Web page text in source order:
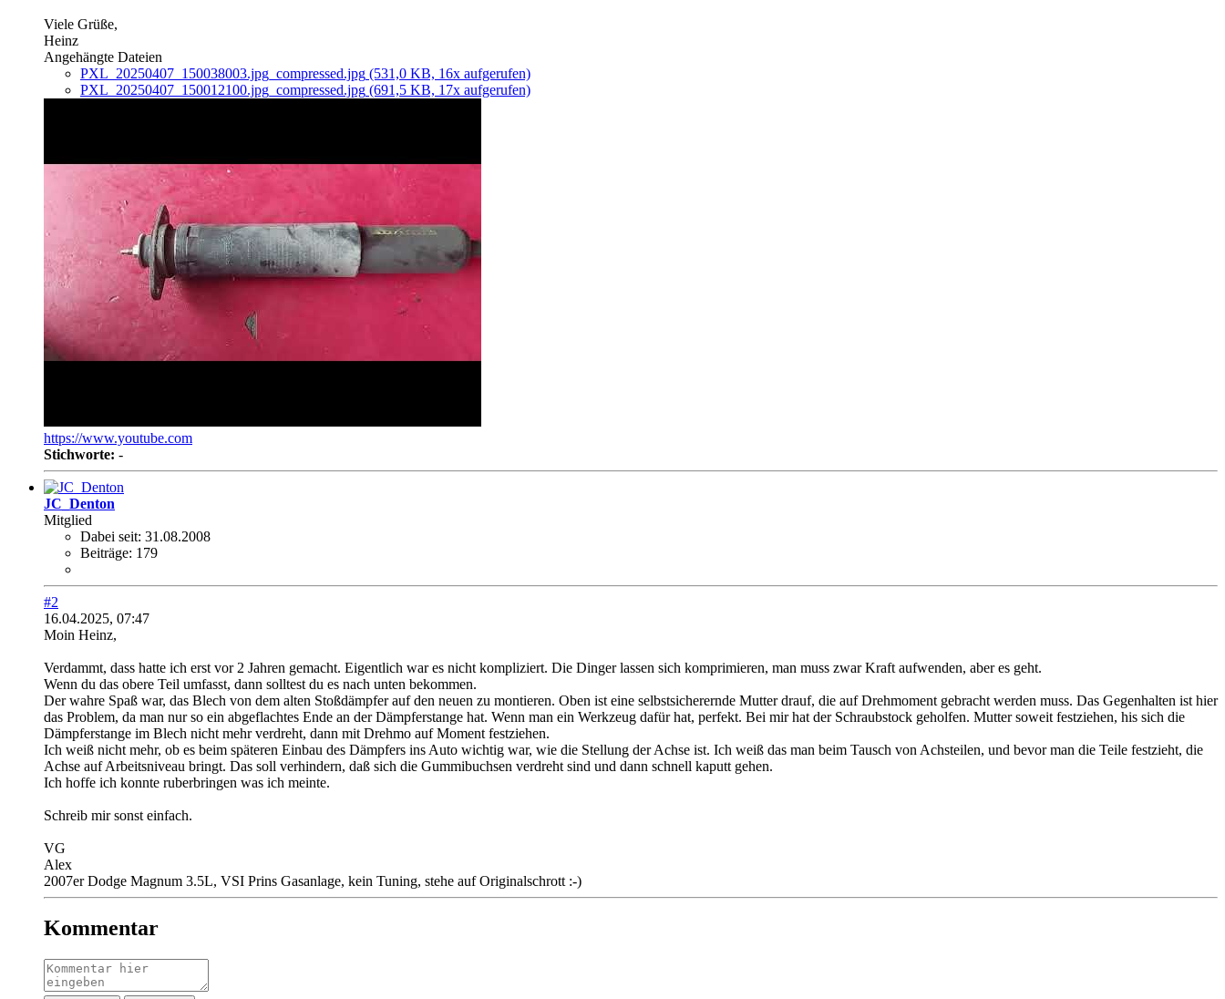
Viele Grüße,
Heinz
Angehängte Dateien
PXL_20250407_150038003.jpg_compressed.jpg (531,0 KB, 16x aufgerufen)
PXL_20250407_150012100.jpg_compressed.jpg (691,5 KB, 17x aufgerufen)
https://www.youtube.com
Stichworte: -
JC_Denton
Mitglied
Dabei seit: 31.08.2008
Beiträge: 179
#2
16.04.2025, 07:47
Moin Heinz,
Verdammt, dass hatte ich erst vor 2 Jahren gemacht. Eigentlich war es nicht kompliziert. Die Dinger lassen sich komprimieren, man muss zwar Kraft aufwenden, aber es geht.
Wenn du das obere Teil umfasst, dann solltest du es nach unten bekommen.
Der wahre Spaß war, das Blech von dem alten Stoßdämpfer auf den neuen zu montieren. Oben ist eine selbstsicherernde Mutter drauf, die auf Drehmoment gebracht werden muss. Das Gegenhalten ist hier
das Problem, da man nur so ein abgeflachtes Ende an der Dämpferstange hat. Wenn man ein Werkzeug dafür hat, perfekt. Bei mir hat der Schraubstock geholfen. Mutter soweit festziehen, his sich die
Dämpferstange im Blech nicht mehr verdreht, dann mit Drehmo auf Moment festziehen.
Ich weiß nicht mehr, ob es beim späteren Einbau des Dämpfers ins Auto wichtig war, wie die Stellung der Achse ist. Ich weiß das man beim Tausch von Achsteilen, und bevor man die Teile festzieht, die
Achse auf Arbeitsniveau bringt. Das soll verhindern, daß sich die Gummibuchsen verdreht sind und dann schnell kaputt gehen.
Ich hoffe ich konnte ruberbringen was ich meinte.
Schreib mir sonst einfach.
VG
Alex
2007er Dodge Magnum 3.5L, VSI Prins Gasanlage, kein Tuning, stehe auf Originalschrott :-)
Kommentar